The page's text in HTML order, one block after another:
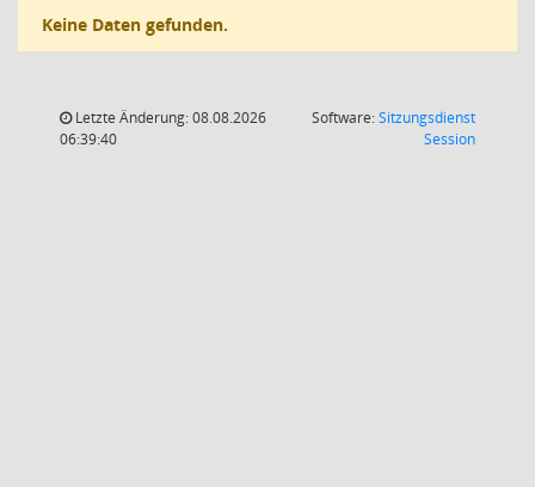
Keine Daten gefunden.
Letzte Änderung: 08.08.2026
06:39:40
Software:Sitzungsdienst
Session(Wird in